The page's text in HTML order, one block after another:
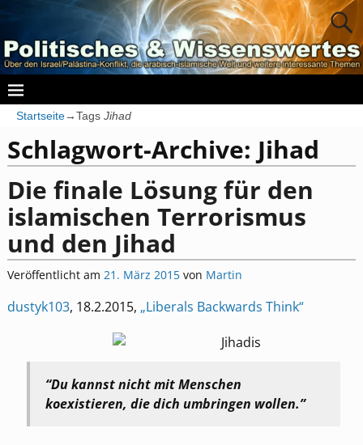
Startseite→Tags Jihad
Schlagwort-Archive: Jihad
Die finale Lösung für den
islamischen Terrorismus
und den Jihad
Veröffentlicht am 21. März 2015 von Martin
dustyk103, 18.2.2015, „Liberals Backwards Think“
“Du kannst nicht mit Menschen
koexistieren, die dich umbringen wollen.”